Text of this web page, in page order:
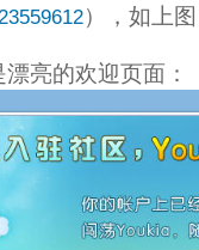
），如上
亮的欢迎页面：